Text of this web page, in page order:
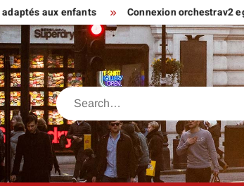
enfants Connexion orchestrav2 egiweb
Search